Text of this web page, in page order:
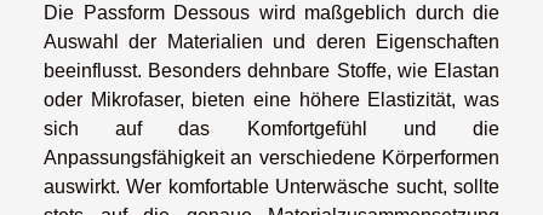
Die Passform Dessous wird maßgeblich durch die
Auswahl der Materialien und deren Eigenschaften
beeinflusst. Besonders dehnbare Stoffe, wie Elastan
oder Mikrofaser, bieten eine höhere Elastizität, was
sich auf das Komfortgefühl und die
Anpassungsfähigkeit an verschiedene Körperformen
auswirkt. Wer komfortable Unterwäsche sucht, sollte